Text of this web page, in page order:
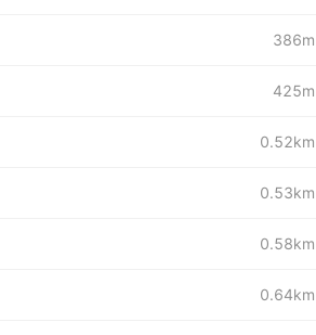
386m
425m
0.52km
0.53km
0.58km
0.64km